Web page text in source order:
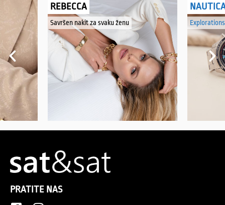
REBECCA
Savršen nakit za svaku ženu
PRATITE NAS